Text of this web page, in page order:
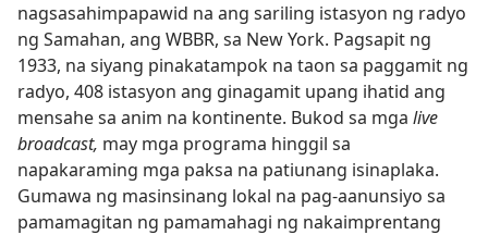
nagsasahimpapawid na ang sariling istasyon ng radyo
ng Samahan, ang WBBR, sa New York. Pagsapit ng
1933, na siyang pinakatampok na taon sa paggamit ng
radyo, 408 istasyon ang ginagamit upang ihatid ang
mensahe sa anim na kontinente. Bukod sa mga live
broadcast, may mga programa hinggil sa
napakaraming mga paksa na patiunang isinaplaka.
Gumawa ng masinsinang lokal na pag-aanunsiyo sa
pamamagitan ng pamamahagi ng nakaimprentang